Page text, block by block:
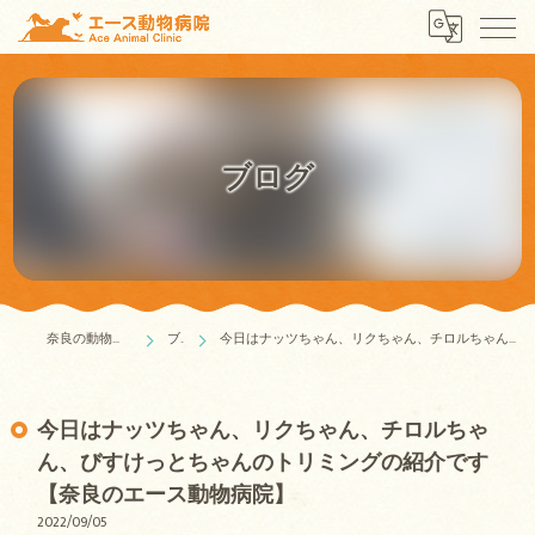
ブログ
奈良の動物病院はエース動物病院 ブログ 今日はナッツちゃん、リクちゃん、チロルちゃん、びすけっとちゃんのトリミングの紹介です【奈良のエース動物病院】
今日はナッツちゃん、リクちゃん、チロルちゃ
ん、びすけっとちゃんのトリミングの紹介です
【奈良のエース動物病院】
2022/09/05